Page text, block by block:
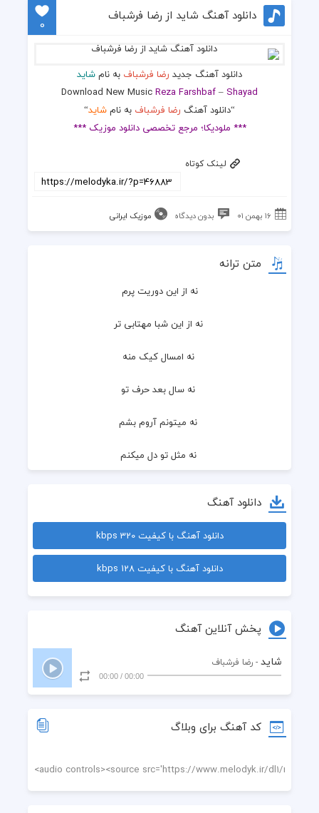
دانلود آهنگ شاید از رضا فرشباف
0
دانلود آهنگ جدید رضا فرشباف به نامشاید
Download New MusicReza Farshbaf–Shayad
“دانلود آهنگ رضا فرشباف به نامشاید“
*** ملودیکا؛ مرجع تخصصی دانلود موزیک ***
لینک کوتاه
۱۶ بهمن ۰۱ بدون دیدگاه موزیک ایرانی
متن ترانه
نه از این دوریت پرم
نه از این شبا مهتابی تر
نه امسال کیک منه
نه سال بعد حرف تو
نه میتونم آروم بشم
نه مثل تو دل میکنم
نه بگو منو میشناسی اصلا
نه نگو من دیوونتم
نه نگو شاید امسال بشه
نه دیگ من لک زد دلم
شاید اونی که تو میخواستی من نبودم
شاید نتونستم بخندوم حتی یه روزم
دانلود آهنگ
دانلود آهنگ با کیفیت 320 kbps
دانلود آهنگ با کیفیت 128 kbps
پخش آنلاین آهنگ
شاید - رضا فرشباف
00:00
/
00:00
کد آهنگ برای وبلاگ